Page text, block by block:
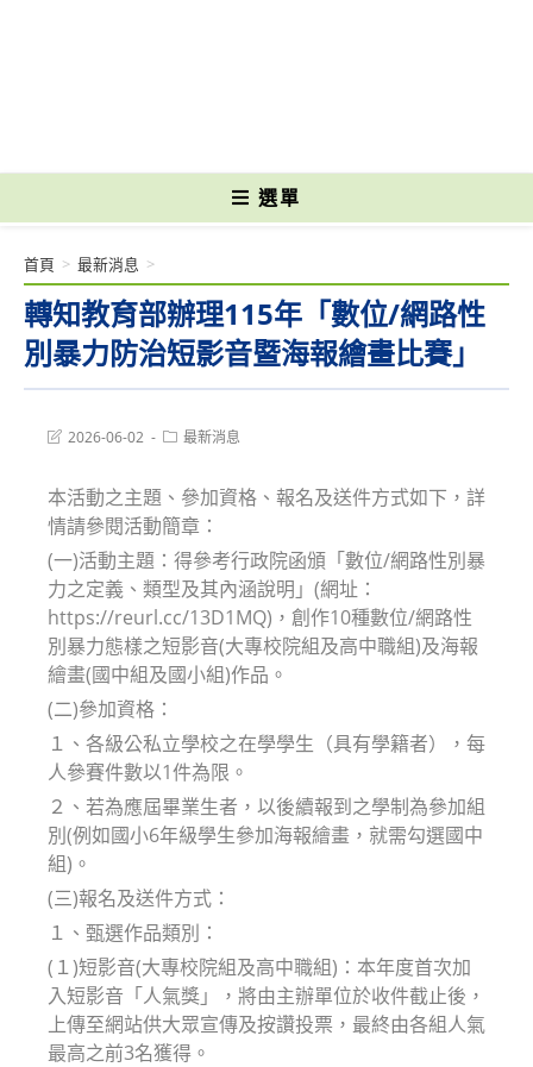
選單
轉知教育部辦理115年「數位/網路性
別暴力防治短影音暨海報繪畫比賽」
首頁 > 最新消息 >
Post2026-06-02
Post最新消息
本活動之主題、參加資格、報名及送件方式如下，詳
情請參閱活動簡章：
(一)活動主題：得參考行政院函頒「數位/網路性別暴
力之定義、類型及其內涵說明」(網址：
https://reurl.cc/13D1MQ)，創作10種數位/網路性
別暴力態樣之短影音(大專校院組及高中職組)及海報
繪畫(國中組及國小組)作品。
(二)參加資格：
１、各級公私立學校之在學學生（具有學籍者），每
人參賽件數以1件為限。
２、若為應屆畢業生者，以後續報到之學制為參加組
別(例如國小6年級學生參加海報繪畫，就需勾選國中
組)。
(三)報名及送件方式：
１、甄選作品類別：
(１)短影音(大專校院組及高中職組)：本年度首次加
入短影音「人氣獎」，將由主辦單位於收件截止後，
上傳至網站供大眾宣傳及按讚投票，最終由各組人氣
最高之前3名獲得。